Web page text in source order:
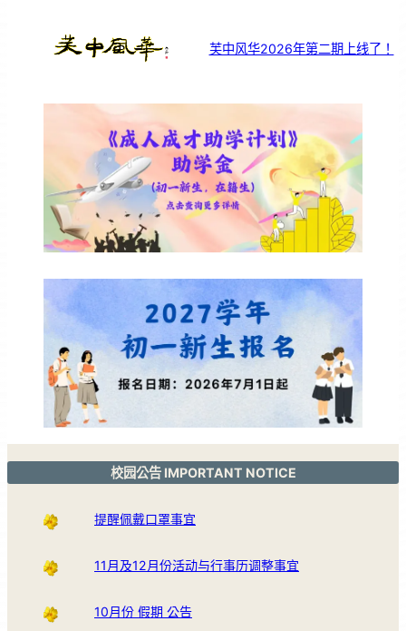
芙中风华2026年第二期上线了！
校园公告 IMPORTANT NOTICE
提醒佩戴口罩事宜
11月及12月份活动与行事历调整事宜
10月份 假期 公告